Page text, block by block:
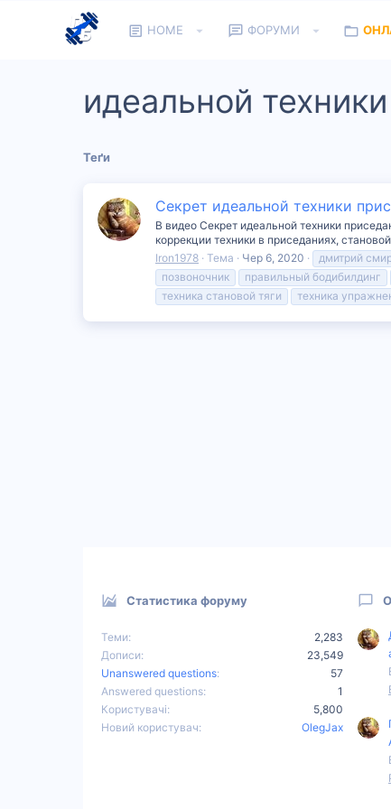
HOME ФОРУМИ
идеальной техники
Теґи
Секрет идеальной техники
В видео Секрет идеальной техники
коррекции техники в приседаниях,
Iron1978 Тема Чер 6, 2020 дмитрий
позвоночник
правильный бодибилдинг
техника становой тяги
техника
Статистика форуму
Теми
2,283
Дописи
23,549
Unanswered questions
57
Answered questions
1
Користувачі
5,800
Новий користувач
OlegJax